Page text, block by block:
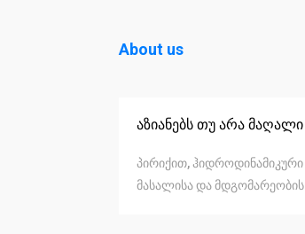
About us
აზიანებს თუ არა
პირიქით,
მასალისა და